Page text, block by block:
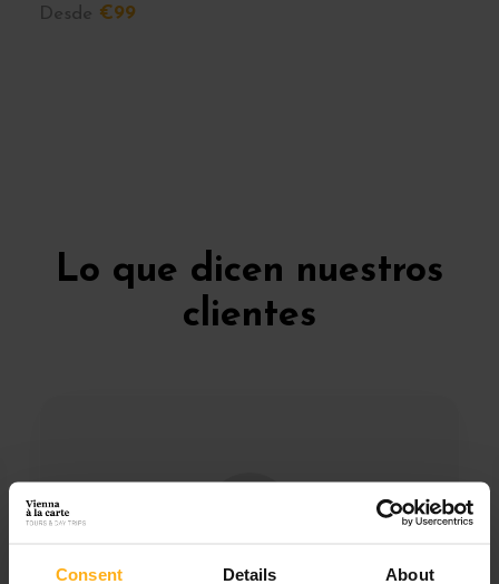
Consent Details About
Desde €99
Lo que dicen nuestros
clientes